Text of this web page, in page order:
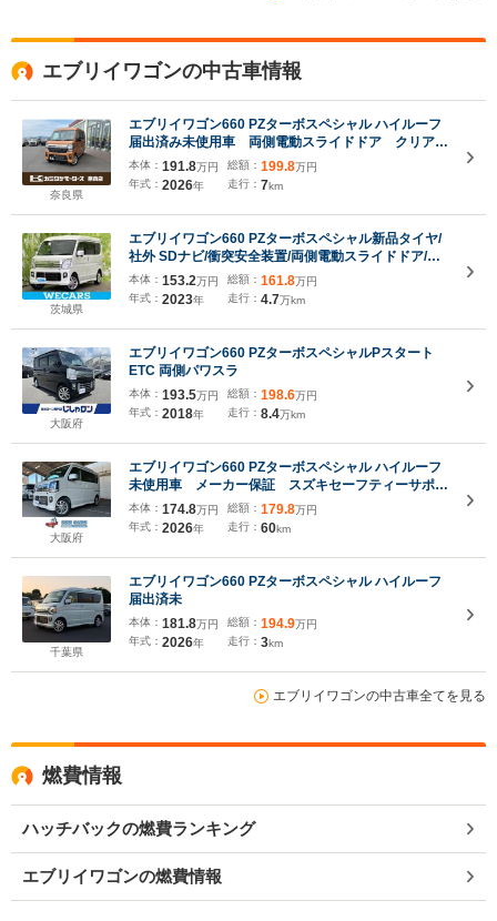
エブリイワゴンの中古車情報
奈良県
エブリイワゴン660 PZターボスペシャル ハイルーフ
届出済み未使用車 両側電動スライドドア クリアラ
ンスソナー オートクルーズコントロール レーンア
シスト 衝突被害軽減システム オートライト LED
ヘッドランプ スマートキー アイドリングストップ
本体： 191.8万円
年式： 2026年
総額： 199.8万円
走行： 7km
茨城県
エブリイワゴン660 PZターボスペシャル新品タイヤ/
社外 SDナビ/衝突安全装置/両側電動スライドドア/車
線逸脱防止支援システム/Bluetooth接続/ETC/EBD付
ABS/横滑り防止装置/アイドリングストップ/バックモ
ニター
本体： 153.2万円
年式： 2023年
総額： 161.8万円
走行： 4.7万km
大阪府
エブリイワゴン660 PZターボスペシャルPスタート
ETC 両側パワスラ
本体： 193.5万円
年式： 2018年
総額： 198.6万円
走行： 8.4万km
大阪府
エブリイワゴン660 PZターボスペシャル ハイルーフ
未使用車 メーカー保証 スズキセーフティーサポー
ト 両側パワースライドドア ハイルーフ LEDヘッ
ドライト シートヒーター リアヒーター デュアル
カメラブレーキサポート
本体： 174.8万円
年式： 2026年
総額： 179.8万円
走行： 60km
千葉県
エブリイワゴン660 PZターボスペシャル ハイルーフ
届出済未
本体： 181.8万円
年式： 2026年
総額： 194.9万円
走行： 3km
エブリイワゴンの中古車全てを見る
燃費情報
ハッチバックの燃費ランキング
エブリイワゴンの燃費情報